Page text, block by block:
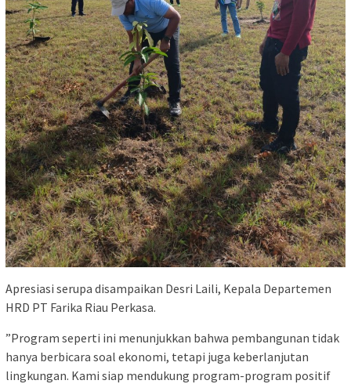
‎Apresiasi serupa disampaikan Desri Laili, Kepala Departemen
HRD PT Farika Riau Perkasa.
‎”Program seperti ini menunjukkan bahwa pembangunan tidak
hanya berbicara soal ekonomi, tetapi juga keberlanjutan
lingkungan. Kami siap mendukung program-program positif